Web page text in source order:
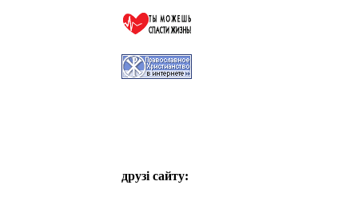
друзі сайту: